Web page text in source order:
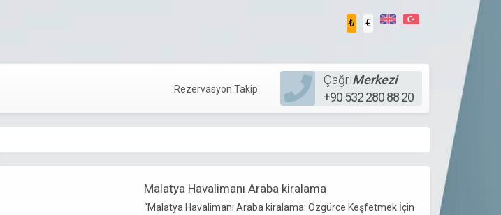
€
₺
ÇağrıMerkezi
+90 532 280 88 20
Rezervasyon Takip
Malatya Havalimanı Araba kiralama
“Malatya Havalimanı Araba kiralama: Özgürce Keşfetmek İçin